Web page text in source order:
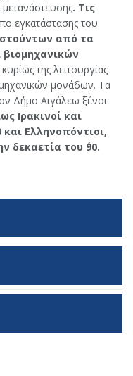
μετανάστευσης. Τις
εγκατάστασης του
από τα
βιομηχανικών
της λειτουργίας
μονάδων. Τα
Δήμο Αιγάλεω ξένοι
Ιρακινοί και
και Ελληνοπόντιοι,
δεκαετία του ΄90.